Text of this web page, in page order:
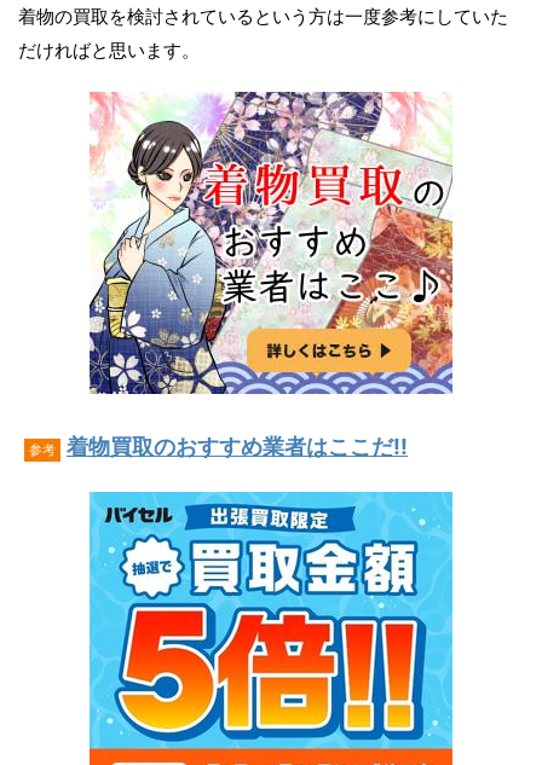
着物の買取を検討されているという方は一度参考にしていた
だければと思います。
参考 着物買取のおすすめ業者はここだ!!